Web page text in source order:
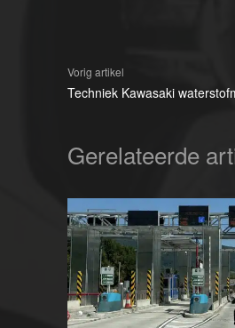
Vorig artikel
Techniek Kawasaki
Gerelateerde